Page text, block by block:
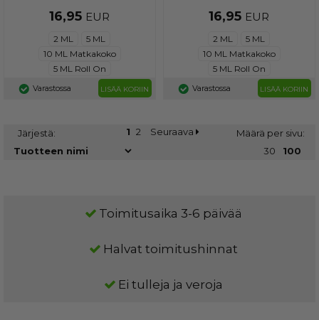
16,95 EUR
2 ML
5 ML
10 ML Matkakoko
5 ML Roll On
Varastossa LISÄÄ KORIIN
16,95 EUR
2 ML
5 ML
10 ML Matkakoko
5 ML Roll On
Varastossa LISÄÄ KORIIN
Järjestä: 1 2 Seuraava
Määrä per sivu:
30
100
Toimitusaika 3-6 päivää
Halvat toimitushinnat
Ei tulleja ja veroja